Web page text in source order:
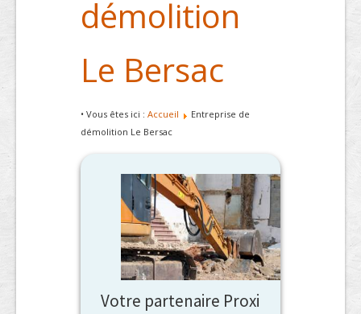
démolition
Le Bersac
• Vous êtes ici : Accueil
Entreprise de
démolition Le Bersac
Votre partenaire Proxi